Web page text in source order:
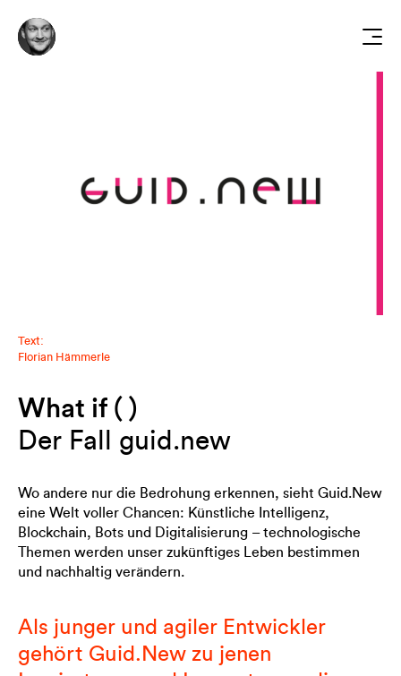
Text:
Florian Hämmerle
What if ( )
Der Fall guid.new
Wo andere nur die Bedrohung erkennen, sieht Guid.New
eine Welt voller Chancen: Künstliche Intelligenz,
Blockchain, Bots und Digitalisierung – technologische
Themen werden unser zukünftiges Leben bestimmen
und nachhaltig verändern.
Als junger und agiler Entwickler
gehört Guid.New zu jenen